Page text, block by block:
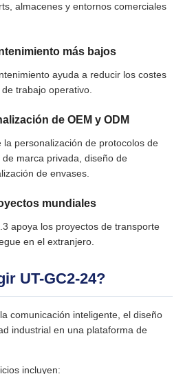
almacenes y entornos comerciales
más bajos
ayuda a reducir los costes
trabajo operativo.
de OEM y ODM
la personalización de protocolos de
marca privada, diseño de
de envases.
mundiales
apoya los proyectos de transporte
en el extranjero.
UT-GC2-24?
comunicación inteligente, el diseño
industrial en una plataforma de
incluyen: